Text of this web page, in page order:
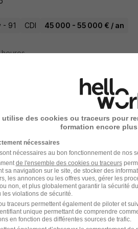
- 91 CDI 45 000 - 55 000 € / an
de Projets Mécanique
RH Roanne
Bourgs - 69
- Cheffe de Projet H/F
utilise des cookies ou traceurs pour
formation encore
nécessaires
nécessaires au bon fonctionnement de nos
de l'ensemble des cookies ou traceurs
sa navigation sur le site, de stocker des
les annonces ou les offres vues, gérer les
non, et plus globalement garantir la sécurité
violations de sécurité.
traceurs permettent également de piloter et
unique permettant de comprendre
en fonction des différentes sources de trafic.